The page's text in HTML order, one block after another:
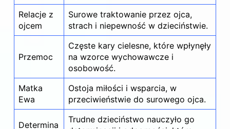
Relacje z
ojcem
Surowe traktowanie przez ojca,
strach i niepewność w dzieciństwie.
Przemoc
Częste kary cielesne, które wpłynęły
na wzorce wychowawcze i
osobowość.
Matka
Ewa
Ostoja miłości i wsparcia, w
przeciwieństwie do surowego ojca.
Determina
Trudne dzieciństwo nauczyło go